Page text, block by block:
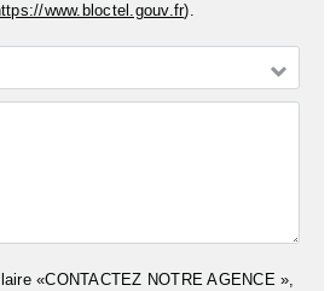
www.bloctel.gouv.fr).
«CONTACTEZ NOTRE AGENCE »,